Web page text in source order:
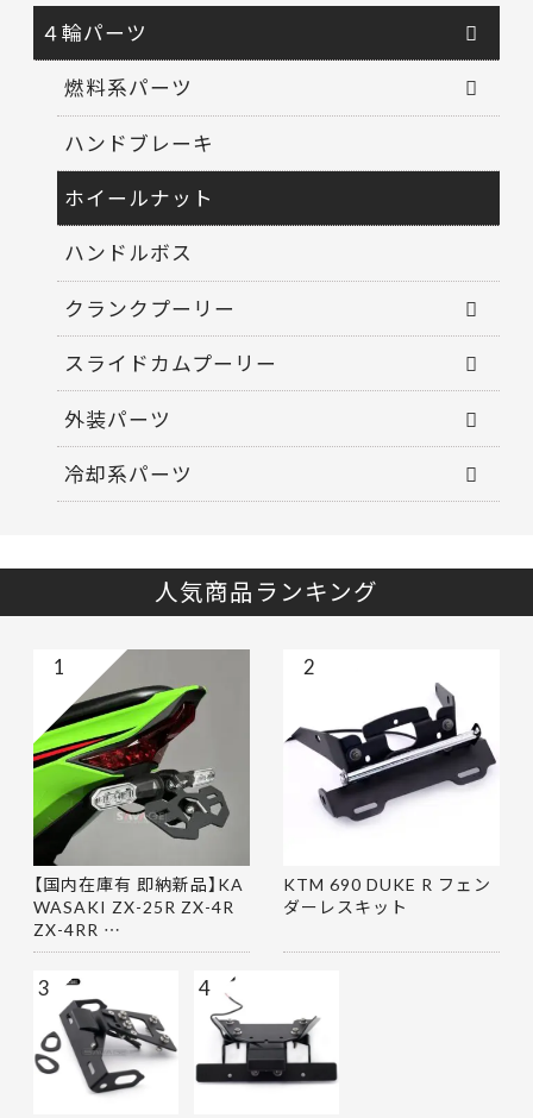
４輪パーツ
燃料系パーツ
ハンドブレーキ
ホイールナット
ハンドルボス
クランクプーリー
スライドカムプーリー
外装パーツ
冷却系パーツ
人気商品ランキング
【国内在庫有 即納新品】KA
WASAKI ZX-25R ZX-4R
ZX-4RR …
1
KTM 690 DUKE R フェン
ダーレスキット
2
3 4